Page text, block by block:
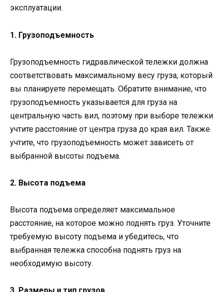
эксплуатации.
1. Грузоподъемность
Грузоподъемность гидравлической тележки должна
соответствовать максимальному весу груза, который
вы планируете перемещать. Обратите внимание, что
грузоподъемность указывается для груза на
центральную часть вил, поэтому при выборе тележки
учтите расстояние от центра груза до края вил. Также
учтите, что грузоподъемность может зависеть от
выбранной высоты подъема.
2. Высота подъема
Высота подъема определяет максимальное
расстояние, на которое можно поднять груз. Уточните
требуемую высоту подъема и убедитесь, что
выбранная тележка способна поднять груз на
необходимую высоту.